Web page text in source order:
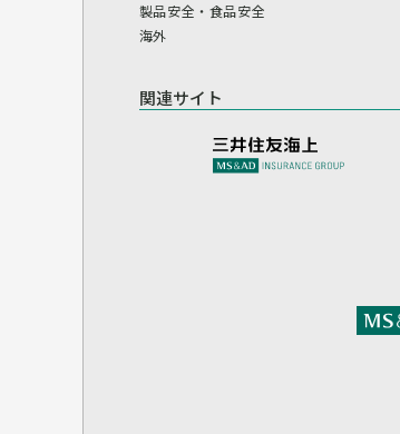
製品安全・食品安全
海外
関連サイト